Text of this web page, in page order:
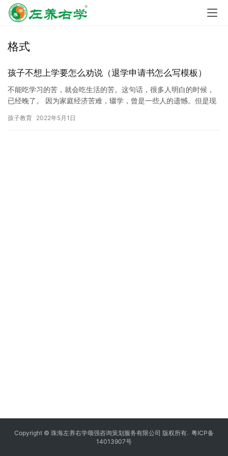
格式
孩子不想上学要怎么劝说（退学申请书怎么写模板）
不能吃学习的苦，就会吃生活的苦。这句话，很多人明白的时候，
已经晚了。 因为家庭经济苦难，辍学，曾是一些人的遗憾。但是现
事。…
孩子教育 2022年5月1日
Copyright © 珠海左养右学颂强咨询策划服务有限公司 版权所有. 粤ICP备
14013907号